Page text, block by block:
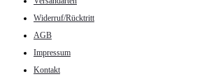
werden
Widerruf/Rücktritt
AGB
Impressum
Kontakt